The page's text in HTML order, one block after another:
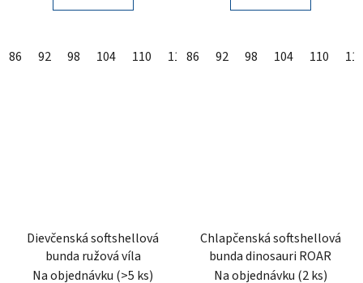
86 92 98 104 110 116 122 128 134
86 92 98 104 110
Dievčenská softshellová
bunda ružová víla
Na objednávku (>5 ks)
Chlapčenská softshellová
bunda dinosauri ROAR
Na objednávku (2 ks)